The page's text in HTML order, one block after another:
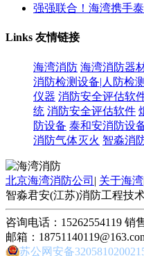
强强联合！海湾携手
Links 友情链接
海湾消防 海湾消防器
消防检测设备|人防检
仪器 消防安全评估软
统 消防安全评估软件
防设备 泰和安消防设
消防气体灭火 智淼消
北京海湾消防公司 | 关于海湾
智淼君安(江苏)消防工程技
咨询电话：15262554119 销
邮箱：
苏公网安备